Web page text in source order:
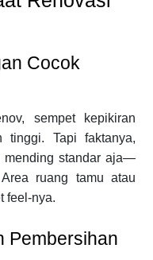
Cocok
sempet kepikiran
tinggi. Tapi faktanya,
mending standar aja—
ruang tamu atau
feel-nya.
Pembersihan